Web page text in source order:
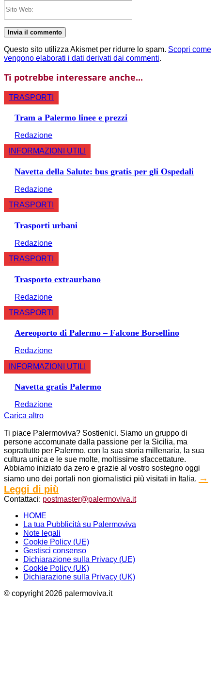
Questo sito utilizza Akismet per ridurre lo spam. Scopri come
vengono elaborati i dati derivati dai commenti.
Ti potrebbe interessare anche...
TRASPORTI
Tram a Palermo linee e prezzi
Redazione
INFORMAZIONI UTILI
Navetta della Salute: bus gratis per gli Ospedali
Redazione
TRASPORTI
Trasporti urbani
Redazione
TRASPORTI
Trasporto extraurbano
Redazione
TRASPORTI
Aereoporto di Palermo – Falcone Borsellino
Redazione
INFORMAZIONI UTILI
Navetta gratis Palermo
Redazione
Carica altro
Ti piace Palermoviva? Sostienici. Siamo un gruppo di
persone accomunate dalla passione per la Sicilia, ma
soprattutto per Palermo, con la sua storia millenaria, la sua
cultura unica e le sue molte, moltissime sfaccettature.
Abbiamo iniziato da zero e grazie al vostro sostegno oggi
siamo uno dei portali non giornalistici più visitati in Italia. →
Leggi di più
Contattaci: postmaster@palermoviva.it
HOME
La tua Pubblicità su Palermoviva
Note legali
Cookie Policy (UE)
Gestisci consenso
Dichiarazione sulla Privacy (UE)
Cookie Policy (UK)
Dichiarazione sulla Privacy (UK)
© copyright 2026 palermoviva.it